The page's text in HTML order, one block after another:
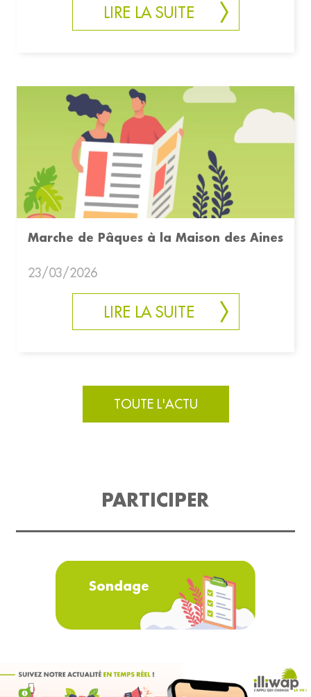
LIRE LA SUITE
Marche de Pâques à la Maison des Aines
23/03/2026
LIRE LA SUITE
TOUTE L'ACTU
PARTICIPER
Sondage